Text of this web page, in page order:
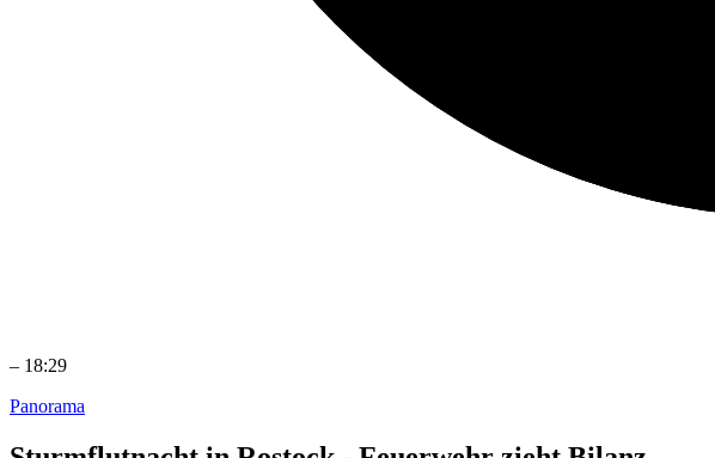
– 18:29
Panorama